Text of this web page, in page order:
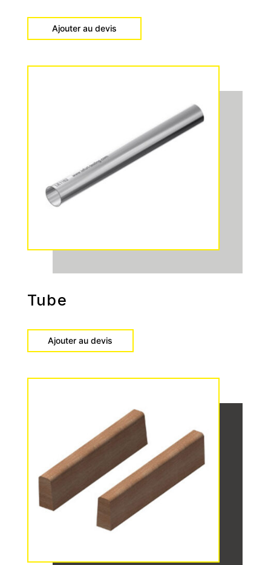
Ajouter au devis
Tube
Ajouter au devis